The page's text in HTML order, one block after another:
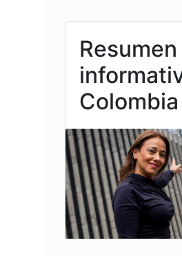
Resumen
Colombia